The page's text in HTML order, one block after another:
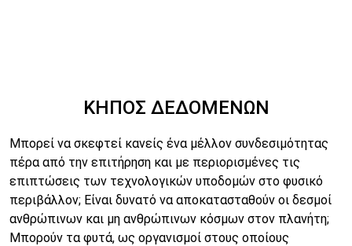
ΚΗΠΟΣ ΔΕΔΟΜΕΝΩΝ
Μπορεί να σκεφτεί κανείς ένα μέλλον συνδεσιμότητας
πέρα από την επιτήρηση και με περιορισμένες τις
επιπτώσεις των τεχνολογικών υποδομών στο φυσικό
περιβάλλον; Είναι δυνατό να αποκατασταθούν οι δεσμοί
ανθρώπινων και μη ανθρώπινων κόσμων στον πλανήτη;
Μπορούν τα φυτά, ως οργανισμοί στους οποίους